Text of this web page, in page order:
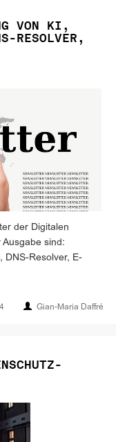
VON KI,
RESOLVER,
der Digitalen
sind:
DNS-Resolver, E-
Gian-Maria Daffré